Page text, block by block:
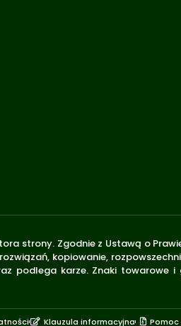
strony. Zgodnie z Ustawą o
kopiowanie,
podlega karze. Znaki towarowe
Klauzula informacyjna Pomoc